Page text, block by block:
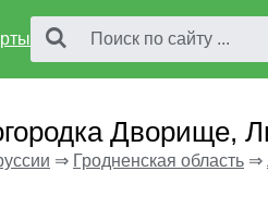
Дворище,
⇒ Гродненская область ⇒